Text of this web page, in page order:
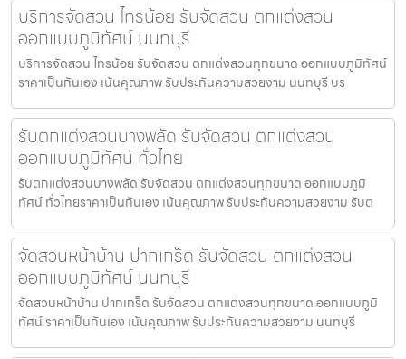
บริการจัดสวน ไทรน้อย รับจัดสวน ตกแต่งสวน
ออกแบบภูมิทัศน์ นนทบุรี
บริการจัดสวน ไทรน้อย รับจัดสวน ตกแต่งสวนทุกขนาด ออกแบบภูมิทัศน์
ราคาเป็นกันเอง เน้นคุณภาพ รับประกันความสวยงาม นนทบุรี บร
รับตกแต่งสวนบางพลัด รับจัดสวน ตกแต่งสวน
ออกแบบภูมิทัศน์ ทั่วไทย
รับตกแต่งสวนบางพลัด รับจัดสวน ตกแต่งสวนทุกขนาด ออกแบบภูมิ
ทัศน์ ทั่วไทยราคาเป็นกันเอง เน้นคุณภาพ รับประกันความสวยงาม รับต
จัดสวนหน้าบ้าน ปากเกร็ด รับจัดสวน ตกแต่งสวน
ออกแบบภูมิทัศน์ นนทบุรี
จัดสวนหน้าบ้าน ปากเกร็ด รับจัดสวน ตกแต่งสวนทุกขนาด ออกแบบภูมิ
ทัศน์ ราคาเป็นกันเอง เน้นคุณภาพ รับประกันความสวยงาม นนทบุรี